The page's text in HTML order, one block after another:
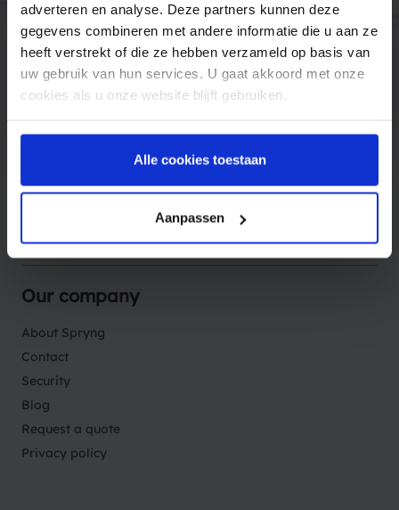
adverteren en analyse. Deze partners kunnen deze
gegevens combineren met andere informatie die u aan ze
heeft verstrekt of die ze hebben verzameld op basis van
uw gebruik van hun services. U gaat akkoord met onze
cookies als u onze website blijft gebruiken.
Alle cookies toestaan
Aanpassen
Our company
About Spryng
Contact
Security
Blog
Request a quote
Privacy policy